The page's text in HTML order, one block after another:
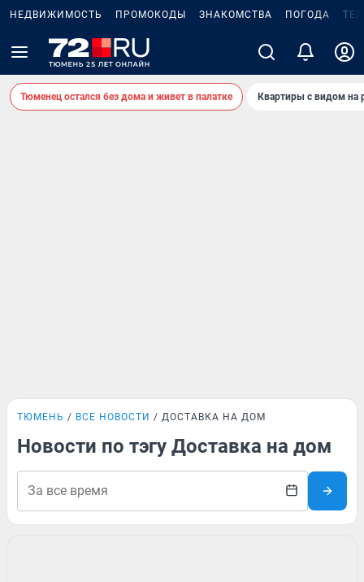
НЕДВИЖИМОСТЬ ПРОМОКОДЫ ЗНАКОМСТВА ПОГОДА
Тюменец остался без дома и живет в палатке Квартиры с видом на
ТЮМЕНЬ ВСЕ НОВОСТИ ДОСТАВКА НА ДОМ
Новости по тэгу Доставка на дом